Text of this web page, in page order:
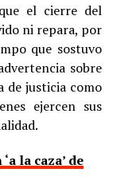
el cierre del
ni repara, por
que sostuvo
sobre
de justicia como
ejercen sus
la caza’ de